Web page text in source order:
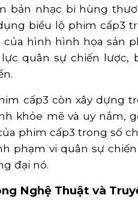
bản nhạc bi hùng
biểu lộ phim cấp3
của hình hình họa sản
quân sự chiến
cấp3 còn xây dựng
khỏe mẽ và uy nắm,
phim cấp3 trong số
phạm vi quân sự
đại nó.
Nghệ Thuật và